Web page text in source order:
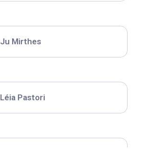
Ju Mirthes
Léia Pastori